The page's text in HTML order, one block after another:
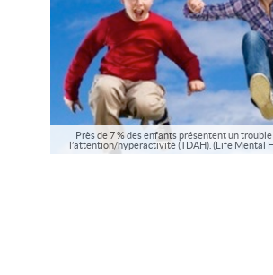
Près de 7 % des enfants présentent un
l’attention/hyperactivité (TDAH). (Life Mental